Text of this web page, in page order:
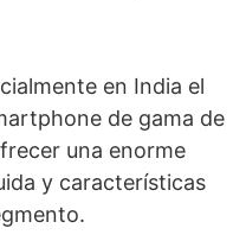
en India el
de gama de
una enorme
y características